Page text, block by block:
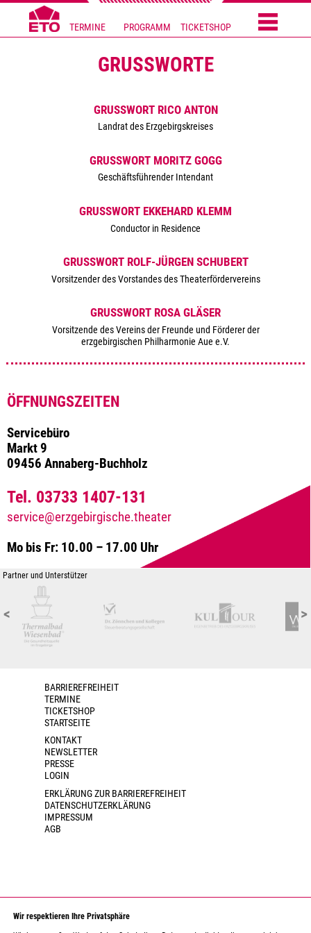
TERMINE PROGRAMM TICKETSHOP
Wir respektieren Ihre Privatsphäre
GRUSSWORTE
GRUSSWORT RICO ANTON
Landrat des Erzgebirgskreises
GRUSSWORT MORITZ GOGG
Geschäftsführender Intendant
GRUSSWORT EKKEHARD KLEMM
Conductor in Residence
GRUSSWORT ROLF-JÜRGEN SCHUBERT
Vorsitzender des Vorstandes des Theaterfördervereins
GRUSSWORT ROSA GLÄSER
Vorsitzende des Vereins der Freunde und Förderer der
erzgebirgischen Philharmonie Aue e.V.
ÖFFNUNGSZEITEN
Servicebüro
Markt 9
09456 Annaberg-Buchholz
Tel. 03733 1407-131
service@erzgebirgische.theater
Mo bis Fr: 10.00 – 17.00 Uhr
Partner und Unterstützer
< >
BARRIEREFREIHEIT
TERMINE
TICKETSHOP
STARTSEITE
KONTAKT
NEWSLETTER
PRESSE
LOGIN
ERKLÄRUNG ZUR BARRIEREFREIHEIT
DATENSCHUTZERKLÄRUNG
IMPRESSUM
AGB